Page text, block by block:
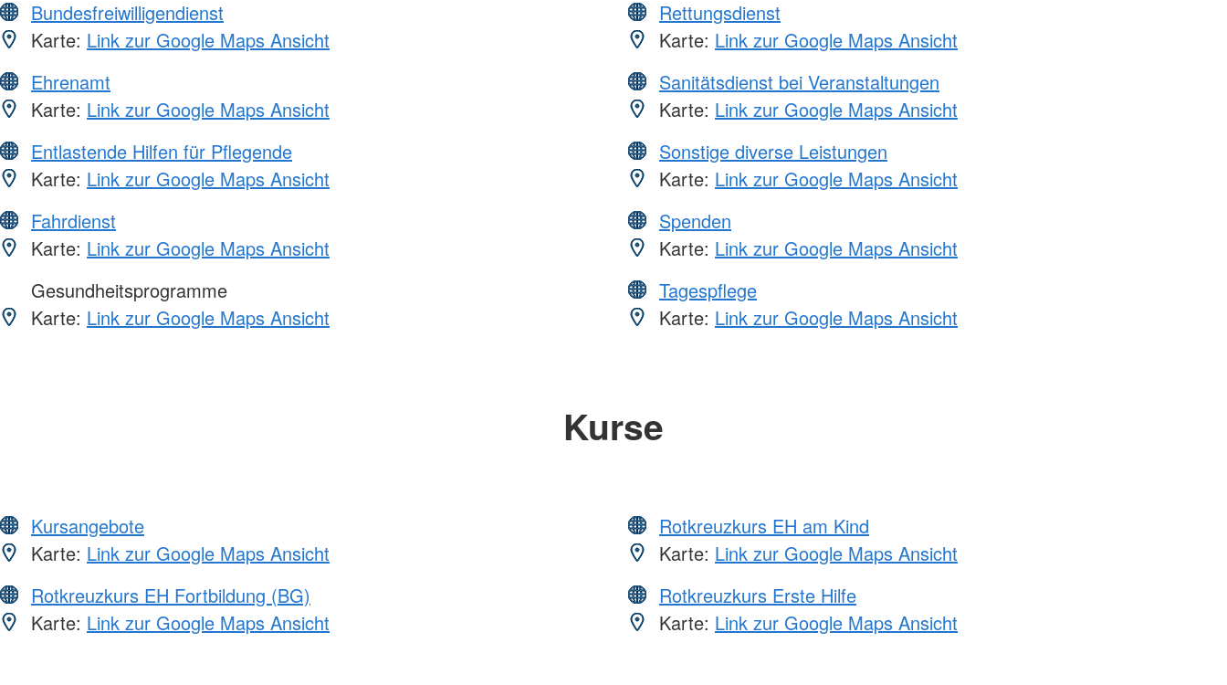
Bundesfreiwilligendienst
Karte: Link zur Google Maps Ansicht
Ehrenamt
Karte: Link zur Google Maps Ansicht
Entlastende Hilfen für Pflegende
Karte: Link zur Google Maps Ansicht
Fahrdienst
Karte: Link zur Google Maps Ansicht
Gesundheitsprogramme
Karte: Link zur Google Maps Ansicht
Rettungsdienst
Karte: Link zur Google Maps Ansicht
Sanitätsdienst bei Veranstaltungen
Karte: Link zur Google Maps Ansicht
Sonstige diverse Leistungen
Karte: Link zur Google Maps Ansicht
Spenden
Karte: Link zur Google Maps Ansicht
Tagespflege
Karte: Link zur Google Maps Ansicht
Kurse
Kursangebote
Karte: Link zur Google Maps Ansicht
Rotkreuzkurs EH Fortbildung (BG)
Karte: Link zur Google Maps Ansicht
Rotkreuzkurs EH am Kind
Karte: Link zur Google Maps Ansicht
Rotkreuzkurs Erste Hilfe
Karte: Link zur Google Maps Ansicht